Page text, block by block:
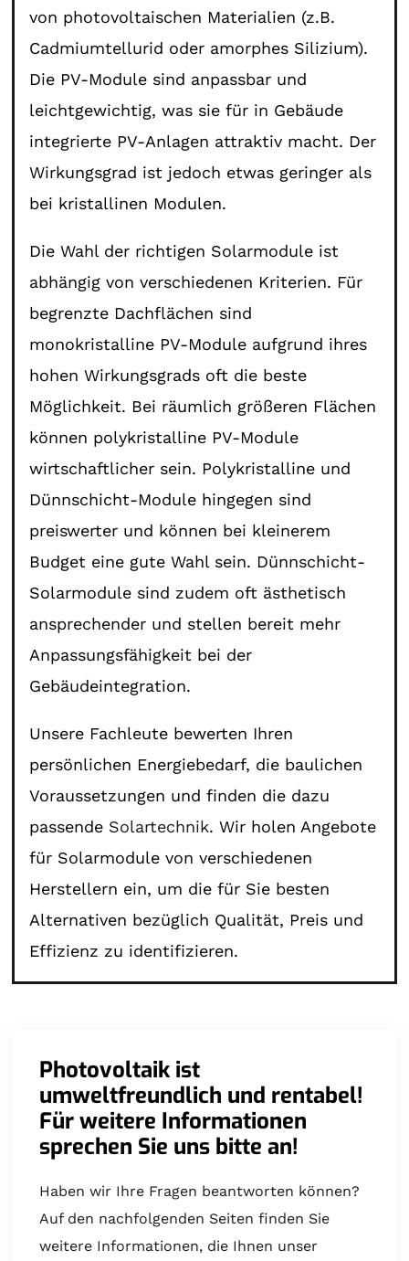
von photovoltaischen Materialien (z.B.
Cadmiumtellurid oder amorphes Silizium).
Die PV-Module sind anpassbar und
leichtgewichtig, was sie für in Gebäude
integrierte PV-Anlagen attraktiv macht. Der
Wirkungsgrad ist jedoch etwas geringer als
bei kristallinen Modulen.
Die Wahl der richtigen Solarmodule ist
abhängig von verschiedenen Kriterien. Für
begrenzte Dachflächen sind
monokristalline PV-Module aufgrund ihres
hohen Wirkungsgrads oft die beste
Möglichkeit. Bei räumlich größeren Flächen
können polykristalline PV-Module
wirtschaftlicher sein. Polykristalline und
Dünnschicht-Module hingegen sind
preiswerter und können bei kleinerem
Budget eine gute Wahl sein. Dünnschicht-
Solarmodule sind zudem oft ästhetisch
ansprechender und stellen bereit mehr
Anpassungsfähigkeit bei der
Gebäudeintegration.
Unsere Fachleute bewerten Ihren
persönlichen Energiebedarf, die baulichen
Voraussetzungen und finden die dazu
passende Solartechnik. Wir holen Angebote
für Solarmodule von verschiedenen
Herstellern ein, um die für Sie besten
Alternativen bezüglich Qualität, Preis und
Effizienz zu identifizieren.
Photovoltaik ist
umweltfreundlich und rentabel!
Für weitere Informationen
sprechen Sie uns bitte an!
Haben wir Ihre Fragen beantworten können?
Auf den nachfolgenden Seiten finden Sie
weitere Informationen, die Ihnen unser